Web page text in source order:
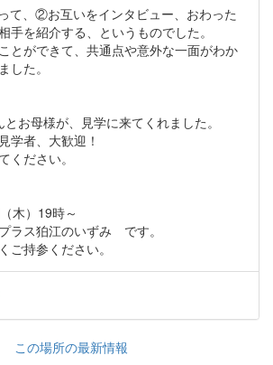
て、②お互いをインタビュー、おわった
手を紹介する、というものでした。
とができて、共通点や意外な一面がわか
した。
お母様が、見学に来てくれました。
学者、大歓迎！
ください。
木）19時～
ラス狛江のいずみ です。
ご持参ください。
この場所の最新情報